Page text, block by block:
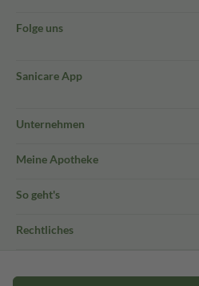
Folge uns
Sanicare App
Unternehmen
Meine Apotheke
So geht's
Rechtliches